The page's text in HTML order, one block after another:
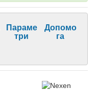
Параме
три
Допомо
га